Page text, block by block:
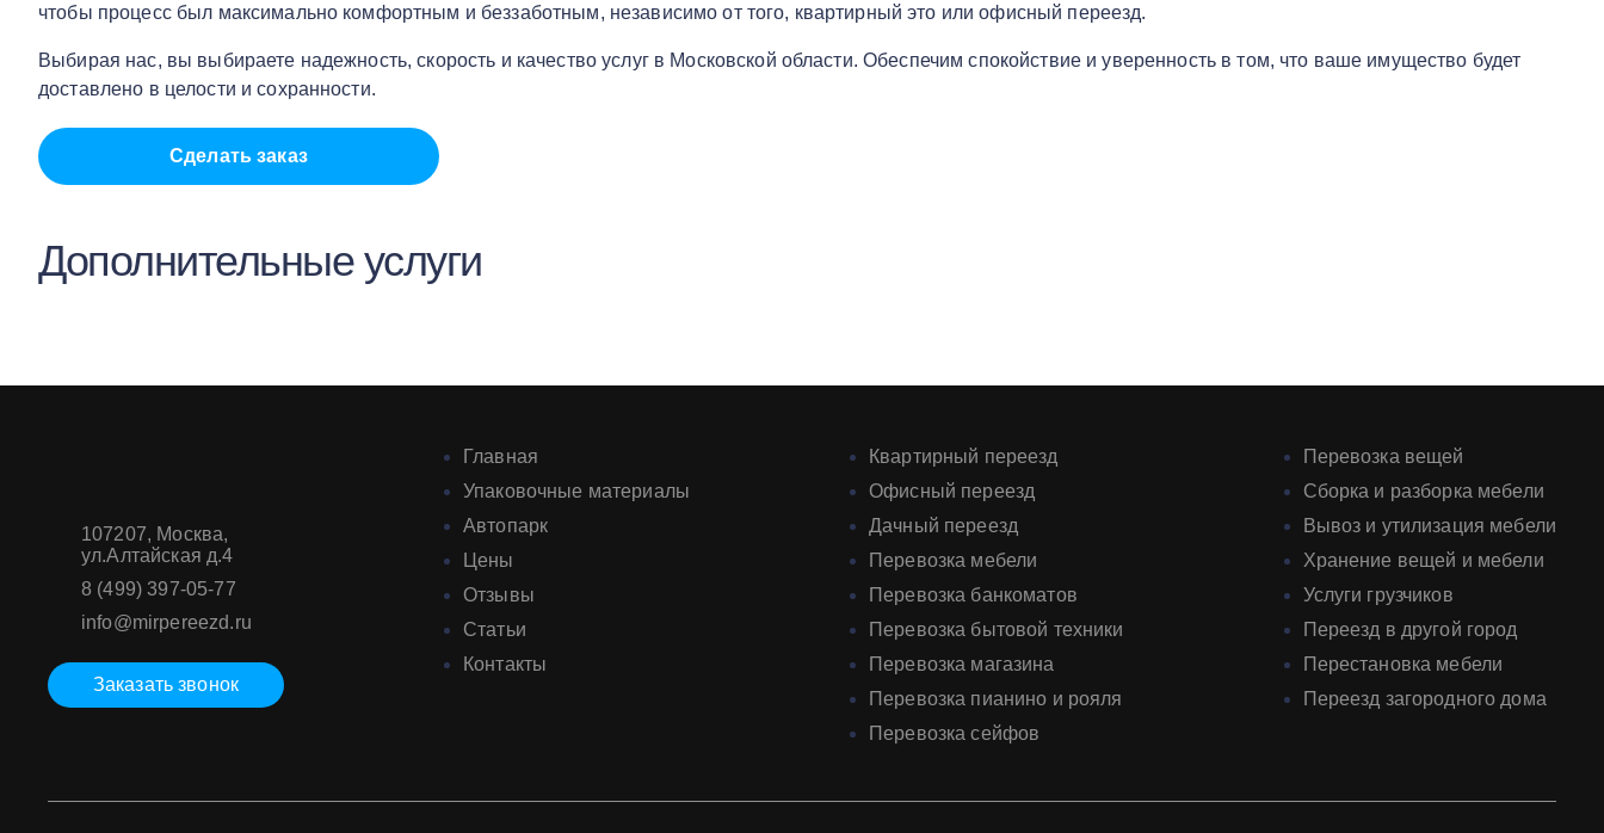
чтобы процесс был максимально комфортным и беззаботным, независимо от того, квартирный это или офисный переезд.
Выбирая нас, вы выбираете надежность, скорость и качество услуг в Московской области. Обеспечим спокойствие и уверенность в том, что ваше имущество будет
доставлено в целости и сохранности.
Сделать заказ
Дополнительные услуги
107207, Москва,
ул.Алтайская д.4
8 (499) 397-05-77
info@mirpereezd.ru
Заказать звонок
Главная
Упаковочные материалы
Автопарк
Цены
Отзывы
Статьи
Контакты
Квартирный переезд
Офисный переезд
Дачный переезд
Перевозка мебели
Перевозка банкоматов
Перевозка бытовой техники
Перевозка магазина
Перевозка пианино и рояля
Перевозка сейфов
Перевозка вещей
Сборка и разборка мебели
Вывоз и утилизация мебели
Хранение вещей и мебели
Услуги грузчиков
Переезд в другой город
Перестановка мебели
Переезд загородного дома